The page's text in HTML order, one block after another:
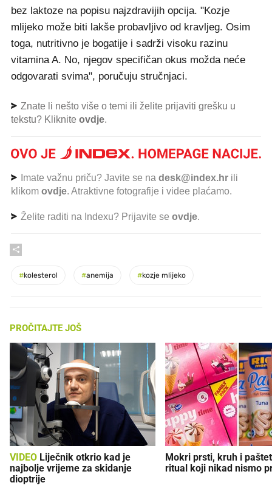
bez laktoze na popisu najzdravijih opcija. "Kozje
mlijeko može biti lakše probavljivo od kravljeg. Osim
toga, nutritivno je bogatije i sadrži visoku razinu
vitamina A. No, njegov specifičan okus možda neće
odgovarati svima", poručuju stručnjaci.
Znate li nešto više o temi ili želite prijaviti grešku u
tekstu? Kliknite ovdje.
Imate važnu priču? Javite se na desk@index.hr ili
klikom ovdje. Atraktivne fotografije i videe plaćamo.
Želite raditi na Indexu? Prijavite se ovdje.
#kolesterol #anemija #kozje mlijeko
PROČITAJTE JOŠ
VIDEO
najbolje vrijeme za skidanje
dioptrije
Mokri prsti, kruh i
ritual koji nikad nismo